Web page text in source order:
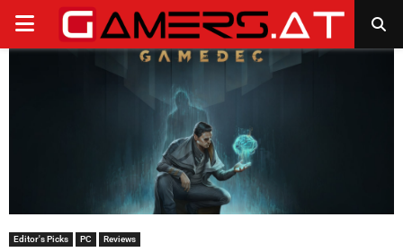
PRIMARY
Editor's Picks PC Reviews